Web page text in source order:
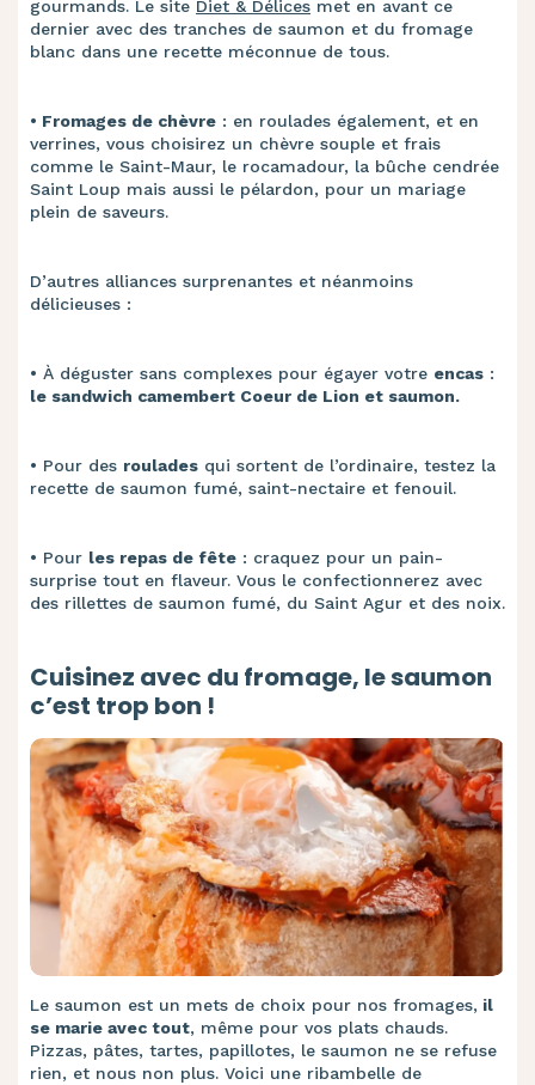
gourmands. Le site Diet & Délices met en avant ce
dernier avec des tranches de saumon et du fromage
blanc dans une recette méconnue de tous.
• ​ Fromages de chèvre : en roulades également, et en
verrines, vous choisirez un chèvre souple et frais
comme le Saint-Maur, le rocamadour, la bûche cendrée
Saint Loup mais aussi le pélardon, pour un mariage
plein de saveurs.
D’autres alliances surprenantes et néanmoins
délicieuses :
• ​ À déguster sans complexes pour égayer votre encas :
le sandwich camembert Coeur de Lion et saumon.
• ​ Pour des roulades qui sortent de l’ordinaire, testez la
recette de saumon fumé, saint-nectaire et fenouil.
• ​ Pour les repas de fête : craquez pour un pain-
surprise tout en flaveur. Vous le confectionnerez avec
des rillettes de saumon fumé, du Saint Agur et des noix.
Cuisinez avec du fromage, le saumon
c’est trop bon !
Le saumon est un mets de choix pour nos fromages, il
se marie avec tout, même pour vos plats chauds.
Pizzas, pâtes, tartes, papillotes, le saumon ne se refuse
rien, et nous non plus. Voici une ribambelle de